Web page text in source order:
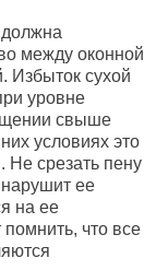
между оконной
Избыток сухой
уровне
свыше
условиях это
Не срезать пену
нарушит ее
на ее
что все